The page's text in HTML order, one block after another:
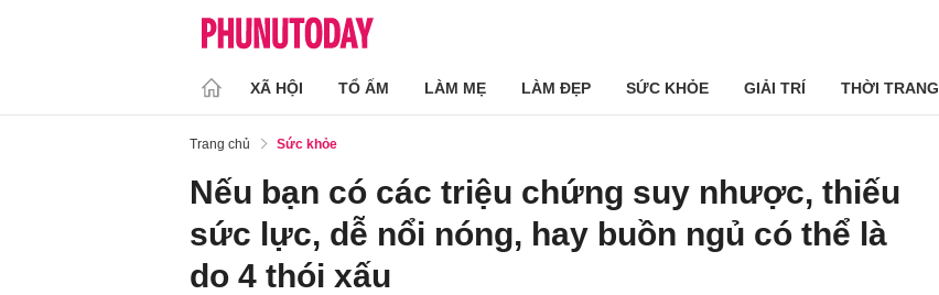
XÃ HỘI TỔ ẤM LÀM MẸ LÀM ĐẸP SỨC KHỎE GIẢI TRÍ THỜI TRANG
Trang chủ Sức khỏe
Nếu bạn có các triệu chứng suy nhược, thiếu
sức lực, dễ nổi nóng, hay buồn ngủ có thể là
do 4 thói xấu